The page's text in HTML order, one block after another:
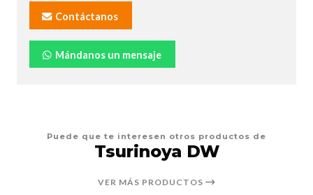
Contáctanos
Mándanos un mensaje
Puede que te interesen otros productos de
Tsurinoya DW
VER MÁS PRODUCTOS